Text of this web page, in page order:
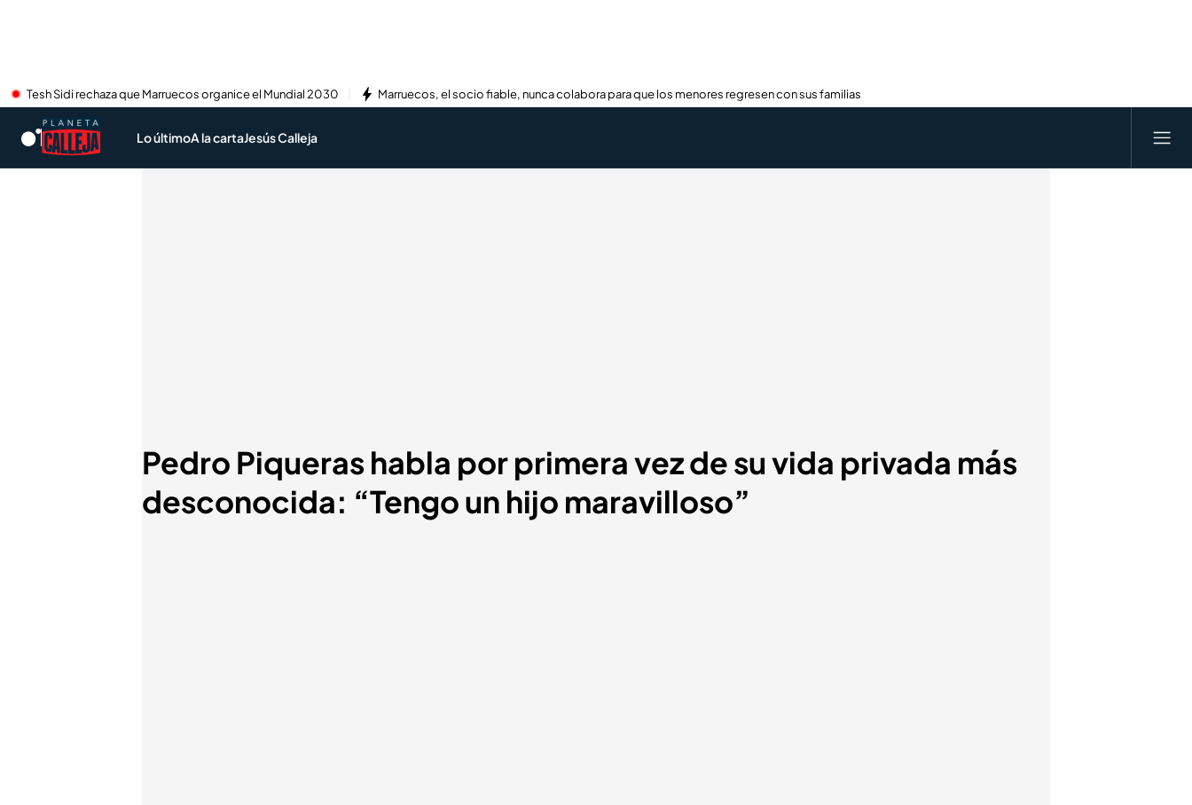
Tesh Sidi rechaza que Marruecos organice el Mundial 2030 Marruecos, el socio fiable, nunca colabora para que los menores regresen con sus familias
Lo últimoA la cartaJesús Calleja
Pedro Piqueras habla por primera vez de su vida privada más
desconocida: “Tengo un hijo maravilloso”